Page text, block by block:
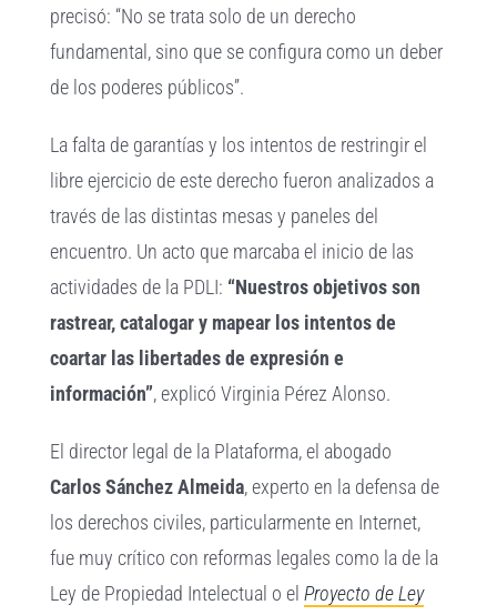
precisó: “No se trata solo de un derecho
fundamental, sino que se configura como un deber
de los poderes públicos”.
La falta de garantías y los intentos de restringir el
libre ejercicio de este derecho fueron analizados a
través de las distintas mesas y paneles del
encuentro. Un acto que marcaba el inicio de las
actividades de la PDLI: “Nuestros objetivos son
rastrear, catalogar y mapear los intentos de
coartar las libertades de expresión e
información”, explicó Virginia Pérez Alonso.
El director legal de la Plataforma, el abogado
Carlos Sánchez Almeida, experto en la defensa de
los derechos civiles, particularmente en Internet,
fue muy crítico con reformas legales como la de la
Ley de Propiedad Intelectual o elProyecto de Ley